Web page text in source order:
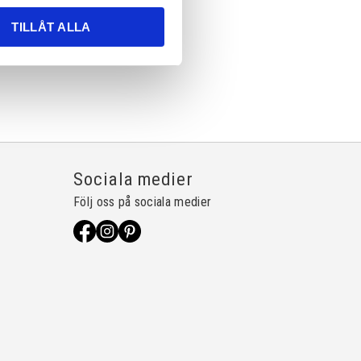
TILLÅT ALLA
Sociala medier
Följ oss på sociala medier